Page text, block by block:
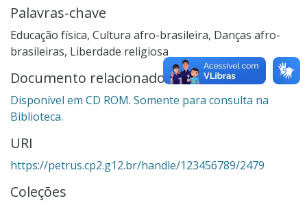
Palavras-chave
Educação física, Cultura afro-brasileira, Danças afro-
brasileiras, Liberdade religiosa
Documento relacionado
Disponível em CD ROM. Somente para consulta na
Biblioteca.
URI
https://petrus.cp2.g12.br/handle/123456789/2479
Coleções